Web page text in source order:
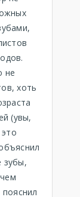
не
хоть
(увы,
зубы,